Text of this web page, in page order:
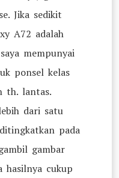
Jika sedikit
A72 adalah
mempunyai
ponsel kelas
th. lantas.
dari satu
pada
gambar
hasilnya cukup